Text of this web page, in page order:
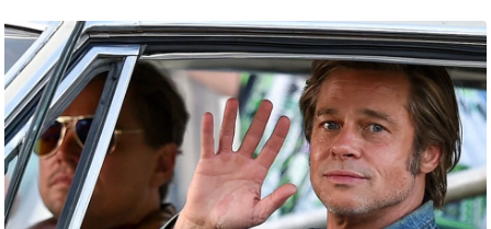
ण
स
म
सा
म
यि
क